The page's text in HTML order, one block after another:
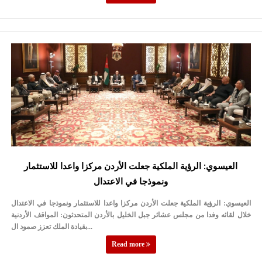
العيسوي: الرؤية الملكية جعلت الأردن مركزا واعدا للاستثمار
ونموذجا في الاعتدال
العيسوي: الرؤية الملكية جعلت الأردن مركزا واعدا للاستثمار ونموذجا في الاعتدال
خلال لقائه وفدا من مجلس عشائر جبل الخليل بالأردن المتحدثون: المواقف الأردنية
بقيادة الملك تعزز صمود ال...
Read more